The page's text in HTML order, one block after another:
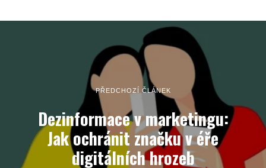
PŘEDCHOZÍ ČLÁNEK
Dezinformace v marketingu:
Jak ochránit značku v éře
digitálních hrozeb